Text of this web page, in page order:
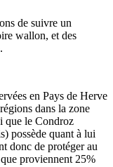
de suivre un
wallon, et des
en Pays de Herve
dans la zone
que le Condroz
possède quant à lui
donc de protéger au
proviennent 25%